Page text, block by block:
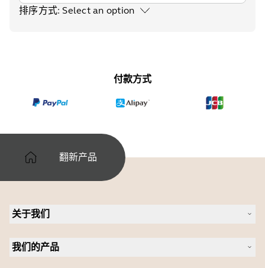
排序方式: Select an option
付款方式
翻新产品
关于我们
人才招聘
我们的产品